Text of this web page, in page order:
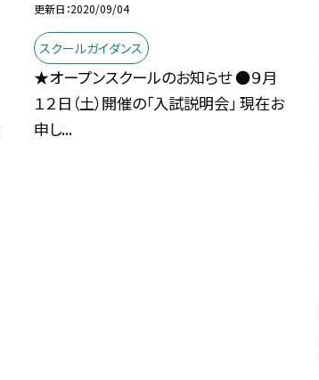
更新日 2020/09/04
スクールガイダンス
★オープンスクールのお知らせ ●９月
１２日（土）開催の「入試説明会」 現在お
申し...